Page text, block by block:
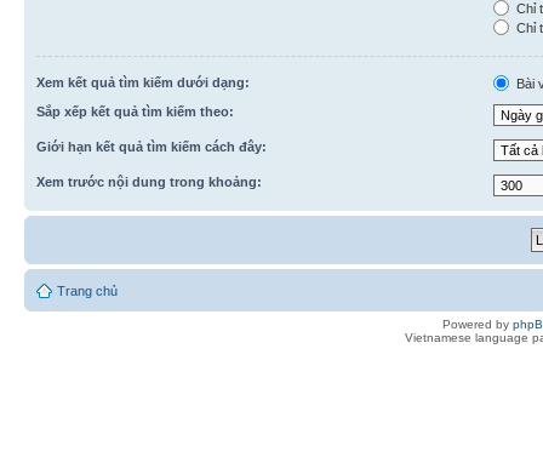
Chỉ
Chỉ
Xem kết quả tìm kiếm dưới dạng:
Bài
Sắp xếp kết quả tìm kiếm theo:
Giới hạn kết quả tìm kiếm cách đây:
Xem trước nội dung trong khoảng:
Trang chủ
Powered by
Vietnamese language